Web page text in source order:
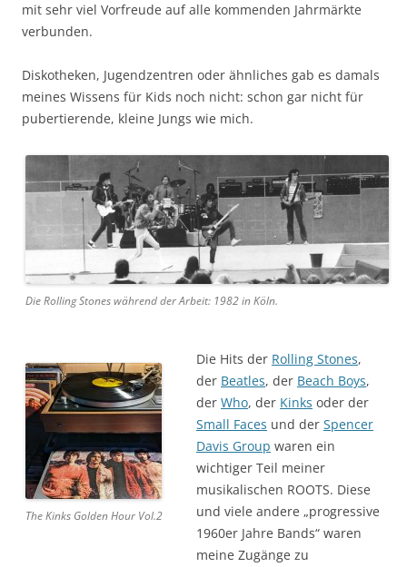
mit sehr viel Vorfreude auf alle kommenden Jahrmärkte
verbunden.
Diskotheken, Jugendzentren oder ähnliches gab es damals
meines Wissens für Kids noch nicht: schon gar nicht für
pubertierende, kleine Jungs wie mich.
Die Rolling Stones während der Arbeit: 1982 in Köln.
The Kinks Golden Hour Vol.2
Die Hits der Rolling Stones,
der Beatles, der Beach Boys,
der Who, der Kinks oder der
Small Faces und der Spencer
Davis Group waren ein
wichtiger Teil meiner
musikalischen ROOTS. Diese
und viele andere „progressive
1960er Jahre Bands“ waren
meine Zugänge zu